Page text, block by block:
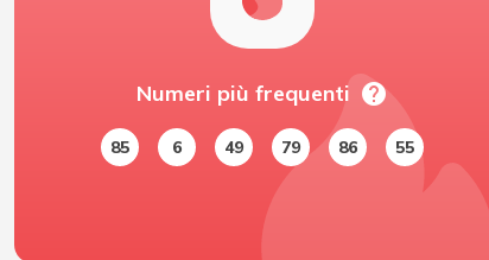
Numeri più frequenti help
85 6 49 79 86 55